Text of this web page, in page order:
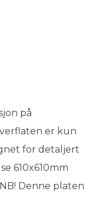
på
er kun
for detaljert
610x610mm
Denne platen